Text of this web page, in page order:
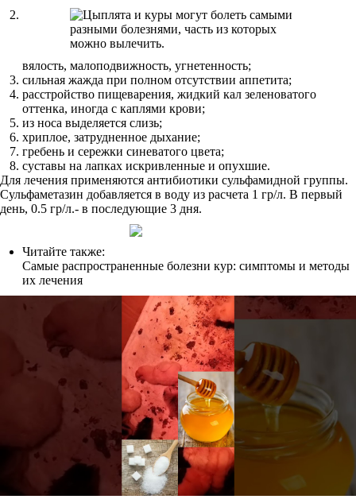
вялость, малоподвижность, угнетенность;
сильная жажда при полном отсутствии аппетита;
расстройство пищеварения, жидкий кал зеленоватого
оттенка, иногда с каплями крови;
из носа выделяется слизь;
хриплое, затрудненное дыхание;
гребень и сережки синеватого цвета;
суставы на лапках искривленные и опухшие.
Для лечения применяются антибиотики сульфамидной группы.
Сульфаметазин добавляется в воду из расчета 1 гр/л. В первый
день, 0.5 гр/л.- в последующие 3 дня.
Читайте также:
Самые распространенные болезни кур: симптомы и методы
их лечения